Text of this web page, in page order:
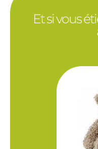
Et si vous